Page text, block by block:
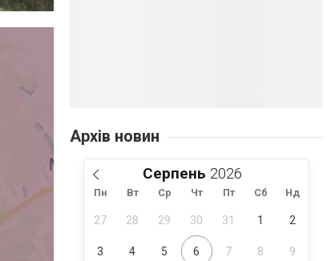
Архів новин
Серпень
Пн Вт Ср Чт Пт Сб Нд
27 28 29 30 31 1 2
3 4 5 6 7 8 9